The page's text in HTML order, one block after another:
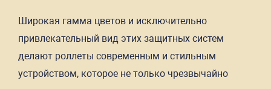
Широкая гамма цветов и исключительно
привлекательный вид этих защитных систем
делают роллеты современным и стильным
устройством, которое не только чрезвычайно